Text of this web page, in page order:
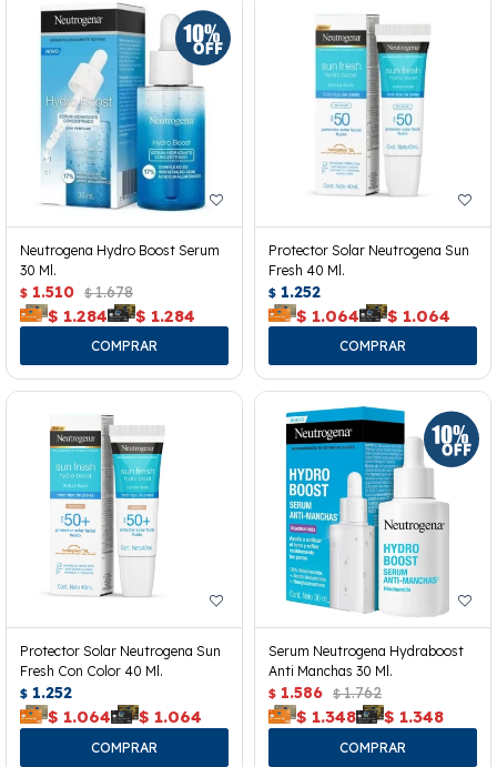
Neutrogena Hydro Boost Serum
30 Ml.
$ 1.510 $ 1.678
$ 1.284 $ 1.284
Protector Solar Neutrogena Sun
Fresh 40 Ml.
$ 1.252
$ 1.064 $ 1.064
Protector Solar Neutrogena Sun
Fresh Con Color 40 Ml.
$ 1.252
$ 1.064 $ 1.064
Serum Neutrogena Hydraboost
Anti Manchas 30 Ml.
$ 1.586 $ 1.762
$ 1.348 $ 1.348